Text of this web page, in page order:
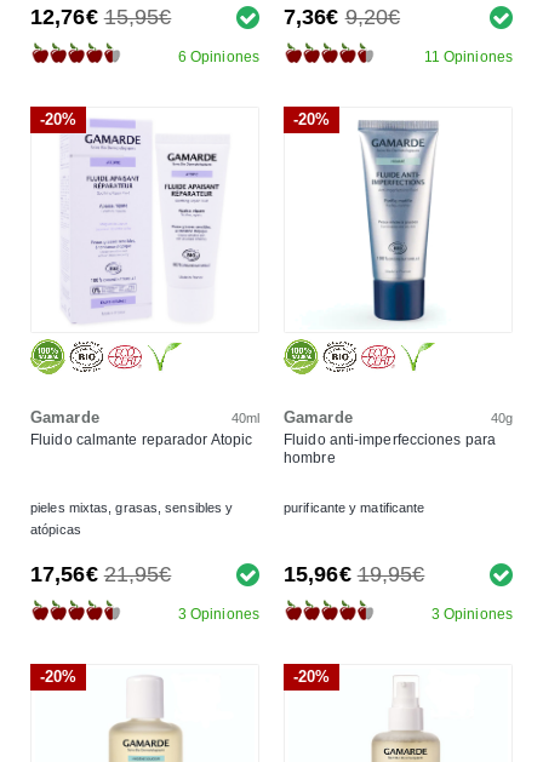
12,76€ 15,95€
6 Opiniones
7,36€ 9,20€
11 Opiniones
-20%
Gamarde 40ml
Fluido calmante reparador Atopic
pieles mixtas, grasas, sensibles y
atópicas
17,56€ 21,95€
3 Opiniones
-20%
Gamarde 40g
Fluido anti-imperfecciones para
hombre
purificante y matificante
15,96€ 19,95€
3 Opiniones
-20% -20%